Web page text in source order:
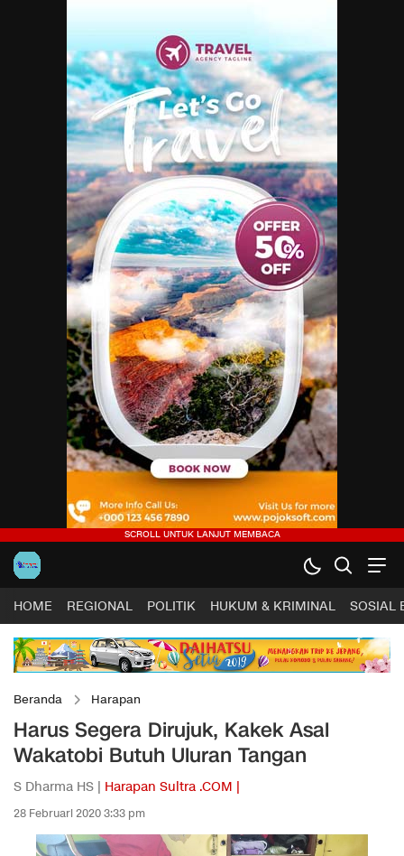
HOME REGIONAL POLITIK HUKUM & KRIMINAL SOSIAL
Beranda Harapan
Harus Segera Dirujuk, Kakek Asal
Wakatobi Butuh Uluran Tangan
S Dharma HS | Harapan Sultra .COM |
28 Februari 2020 3:33 pm